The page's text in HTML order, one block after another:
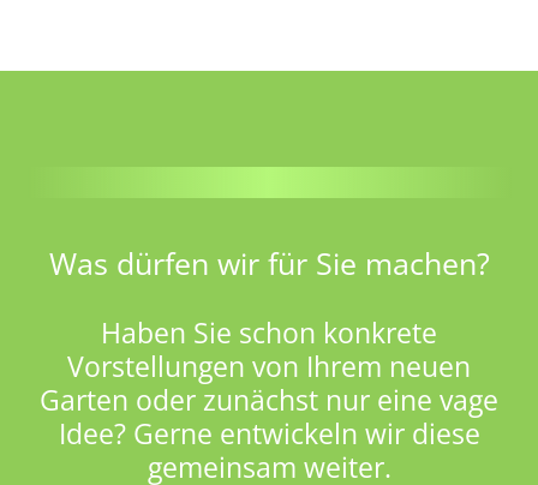
Was dürfen wir für Sie machen?
Haben Sie schon konkrete
Vorstellungen von Ihrem neuen
Garten oder zunächst nur eine vage
Idee? Gerne entwickeln wir diese
gemeinsam weiter.